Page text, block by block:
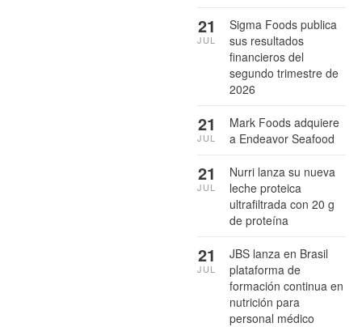
Sigma Foods publica
sus resultados
financieros del
segundo trimestre de
2026
21
JUL
Mark Foods adquiere
a Endeavor Seafood
21
JUL
Nurri lanza su nueva
leche proteica
ultrafiltrada con 20 g
de proteína
21
JUL
JBS lanza en Brasil
plataforma de
formación continua en
nutrición para
personal médico
21
JUL